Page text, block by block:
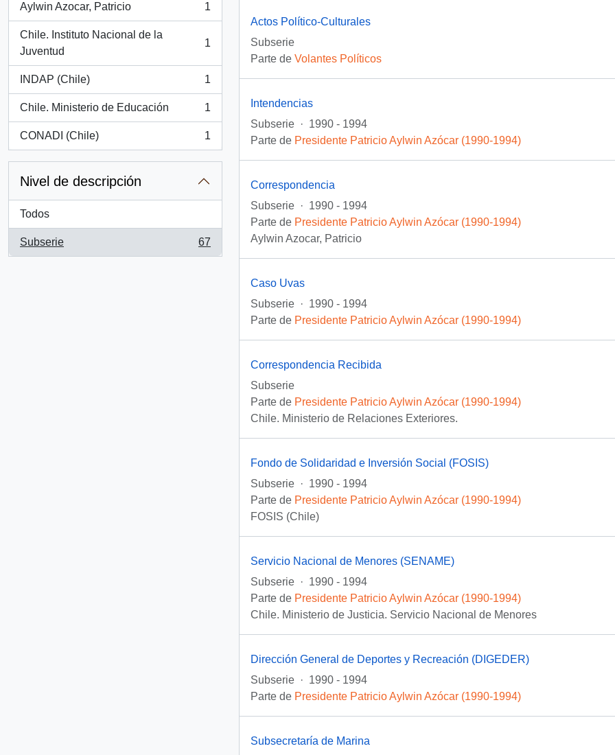
Aylwin Azocar, Patricio
, 1 resultados
1
Chile. Instituto Nacional de la
Juventud
, 1 resultados
1
INDAP (Chile)
, 1 resultados
1
Chile. Ministerio de Educación
, 1 resultados
1
CONADI (Chile)
, 1 resultados
1
Nivel de descripción
Todos
Subserie
, 67 resultados
67
Actos Político-Culturales
Subserie
Parte de Volantes Políticos
Intendencias
Subserie · 1990 - 1994
Parte de Presidente Patricio Aylwin Azócar (1990-1994)
Correspondencia
Subserie · 1990 - 1994
Parte de Presidente Patricio Aylwin Azócar (1990-1994)
Aylwin Azocar, Patricio
Caso Uvas
Subserie · 1990 - 1994
Parte de Presidente Patricio Aylwin Azócar (1990-1994)
Correspondencia Recibida
Subserie
Parte de Presidente Patricio Aylwin Azócar (1990-1994)
Chile. Ministerio de Relaciones Exteriores.
Fondo de Solidaridad e Inversión Social (FOSIS)
Subserie · 1990 - 1994
Parte de Presidente Patricio Aylwin Azócar (1990-1994)
FOSIS (Chile)
Servicio Nacional de Menores (SENAME)
Subserie · 1990 - 1994
Parte de Presidente Patricio Aylwin Azócar (1990-1994)
Chile. Ministerio de Justicia. Servicio Nacional de Menores
Dirección General de Deportes y Recreación (DIGEDER)
Subserie · 1990 - 1994
Parte de Presidente Patricio Aylwin Azócar (1990-1994)
Subsecretaría de Marina